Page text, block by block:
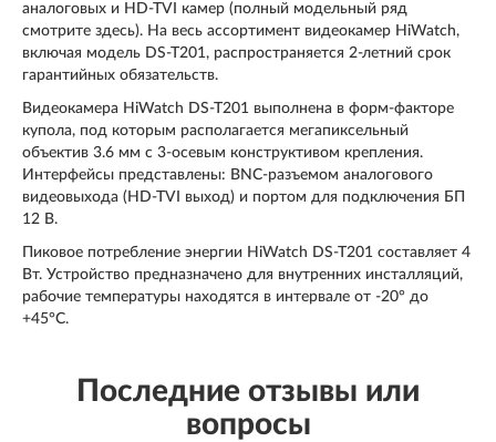
аналоговых и HD-TVI камер (полный модельный ряд
смотрите здесь). На весь ассортимент видеокамер HiWatch,
включая модель DS-T201, распространяется 2-летний срок
гарантийных обязательств.
Видеокамера HiWatch DS-T201 выполнена в форм-факторе
купола, под которым располагается мегапиксельный
объектив 3.6 мм с 3-осевым конструктивом крепления.
Интерфейсы представлены: BNC-разъемом аналогового
видеовыхода (HD-TVI выход) и портом для подключения БП
12 В.
Пиковое потребление энергии HiWatch DS-T201 составляет 4
Вт. Устройство предназначено для внутренних инсталляций,
рабочие температуры находятся в интервале от -20° до
+45°C.
Последние отзывы или
вопросы